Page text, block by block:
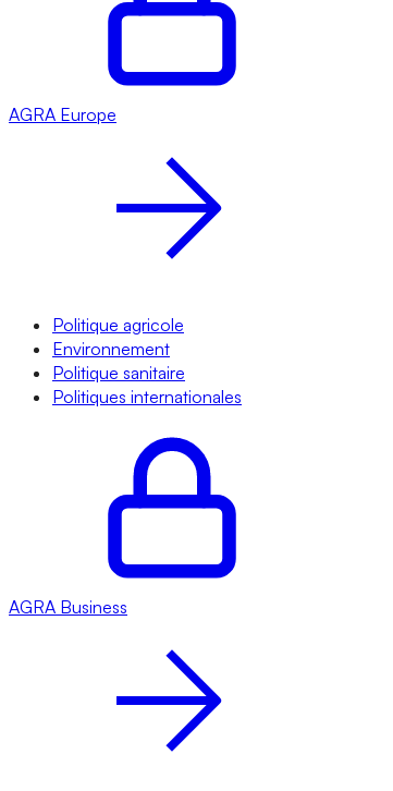
AGRA Europe
Politique agricole
Environnement
Politique sanitaire
Politiques internationales
AGRA Business